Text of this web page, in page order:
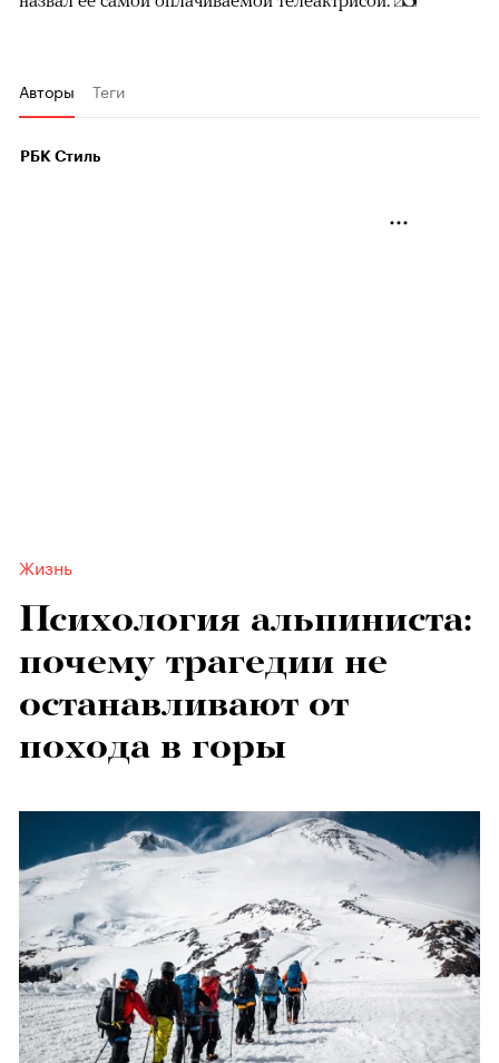
Авторы Теги
РБК Стиль
Жизнь
Психология альпиниста:
почему трагедии не
останавливают от
похода в горы